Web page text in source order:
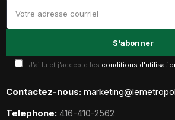
J'ai lu et j'accepte les conditions
Contactez-nous:
Telephone: 416-410-2562